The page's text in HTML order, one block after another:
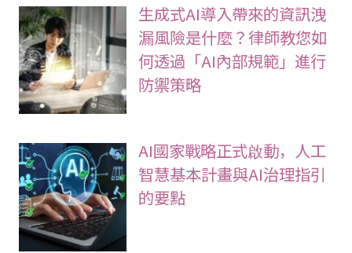
生成式AI導入帶來的資訊洩
漏風險是什麼？律師教您如
何透過「AI內部規範」進行
防禦策略
AI國家戰略正式啟動，人工
智慧基本計畫與AI治理指引
的要點